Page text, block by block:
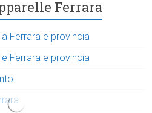
Ferrara
Ferrara e provincia
Ferrara e provincia